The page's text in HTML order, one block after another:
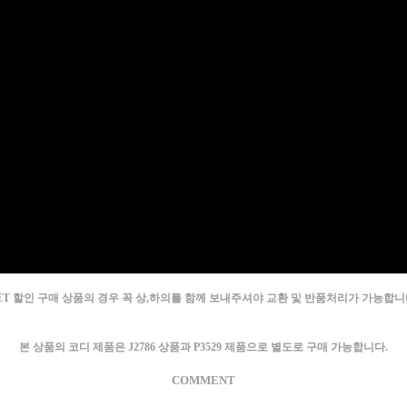
할인 구매 상품의 경우 꼭 상,하의를 함께 보내주셔야 교환 및 반품처리가 가능합
본 상품의 코디 제품은 J2786 상품과 P3529 제품으로 별도로 구매 가능합니다.
COMMENT